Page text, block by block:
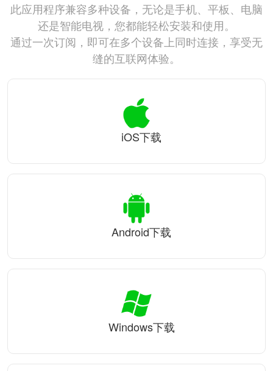
此应用程序兼容多种设备，无论是手机、平板、电脑
还是智能电视，您都能轻松安装和使用。
通过一次订阅，即可在多个设备上同时连接，享受无
缝的互联网体验。
iOS下载
Android下载
Windows下载